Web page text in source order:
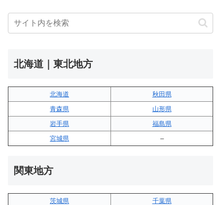
北海道｜東北地方
北海道
秋田県
青森県
山形県
岩手県
福島県
宮城県
–
関東地方
茨城県
千葉県